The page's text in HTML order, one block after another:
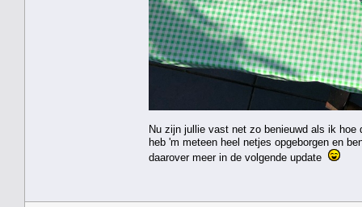
Nu zijn jullie vast net zo benieuwd als ik
heb 'm meteen heel netjes opgeborgen en
daarover meer in de volgende update